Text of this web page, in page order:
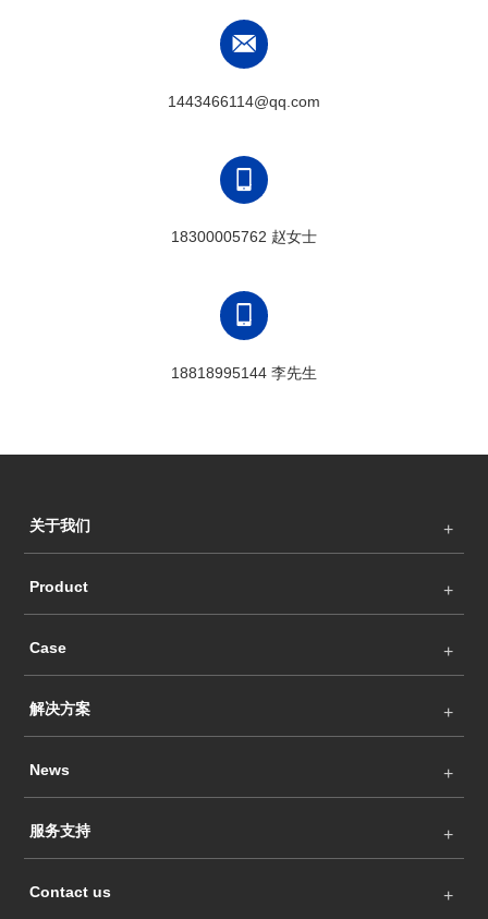
1443466114@qq.com
18300005762 赵女士
18818995144 李先生
关于我们
Product
Case
解决方案
News
服务支持
Contact us